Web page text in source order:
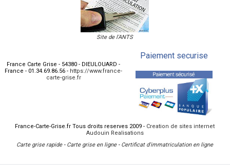
Site de l'ANTS
Paiement securise
France Carte Grise - 54380 - DIEULOUARD -
France - 01.34.69.86.56- https://www.france-
carte-grise.fr
France-Carte-Grise.fr Tous droits reserves 2009 - Creation de sites internet
Audouin Realisations
Carte grise rapide- Carte grise en ligne- Certificat d'immatriculation en ligne